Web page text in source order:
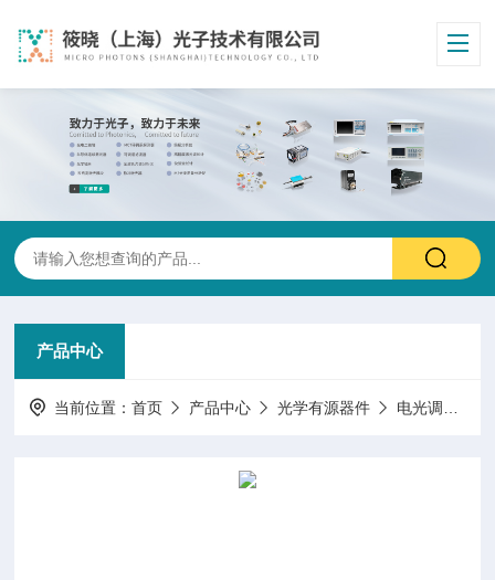
产品中心
当前位置：首页 产品中心 光学有源器件 电光调制器移相器倒相器